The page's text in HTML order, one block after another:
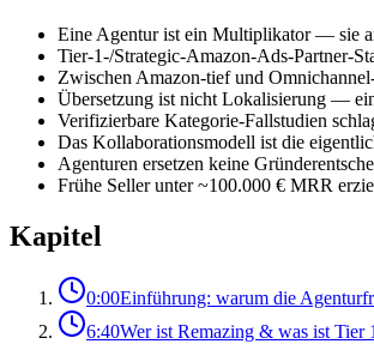
Eine Agentur ist ein Multiplikator — sie
Tier-1-/Strategic-Amazon-Ads-Partner-
Zwischen Amazon-tief und
Übersetzung ist nicht Lokalisierung —
Verifizierbare Kategorie-Fallstudien
Das Kollaborationsmodell ist die
Agenturen ersetzen keine
Frühe Seller unter ~100.000 € MRR
Kapitel
0:00Einführung: warum die
6:40Wer ist Remazing & was ist Tier